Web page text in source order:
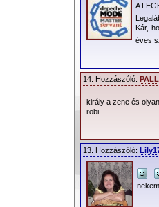
A
Kár,
éves
14. Hozzászóló:
király a zene és
robi
13. Hozzászóló: